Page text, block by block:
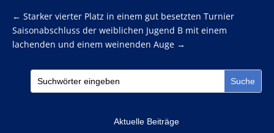
← Starker vierter Platz in einem gut besetzten Turnier
Saisonabschluss der weiblichen Jugend B mit einem
lachenden und einem weinenden Auge →
Aktuelle Beiträge